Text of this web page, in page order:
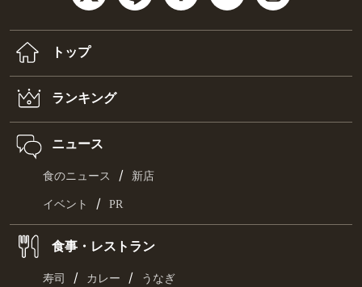
トップ
ランキング
ニュース
食のニュース / 新店
イベント / PR
食事・レストラン
寿司 / カレー / うなぎ